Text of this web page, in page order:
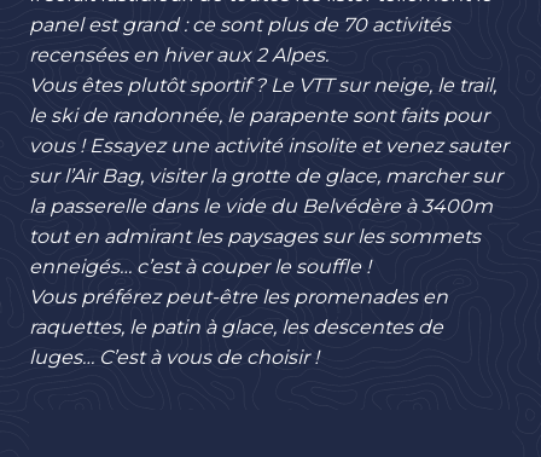
panel est grand : ce sont plus de 70 activités
recensées en hiver aux 2 Alpes.
Vous êtes plutôt sportif ? Le VTT sur neige, le trail,
le ski de randonnée, le parapente sont faits pour
vous ! Essayez une activité insolite et venez sauter
sur l’Air Bag, visiter la grotte de glace, marcher sur
la passerelle dans le vide du Belvédère à 3400m
tout en admirant les paysages sur les sommets
enneigés… c’est à couper le souffle !
Vous préférez peut-être les promenades en
raquettes, le patin à glace, les descentes de
luges… C’est à vous de choisir !